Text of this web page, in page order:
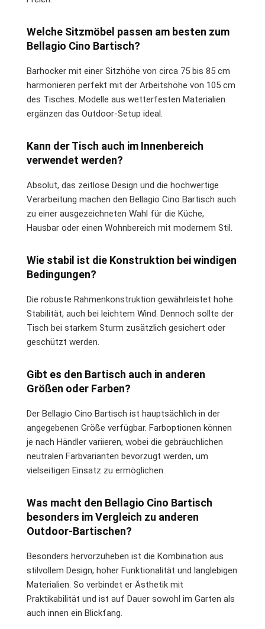
Welche Sitzmöbel passen am besten zum
Bellagio Cino Bartisch?
Barhocker mit einer Sitzhöhe von circa 75 bis 85 cm
harmonieren perfekt mit der Arbeitshöhe von 105 cm
des Tisches. Modelle aus wetterfesten Materialien
ergänzen das Outdoor-Setup ideal.
Kann der Tisch auch im Innenbereich
verwendet werden?
Absolut, das zeitlose Design und die hochwertige
Verarbeitung machen den Bellagio Cino Bartisch auch
zu einer ausgezeichneten Wahl für die Küche,
Hausbar oder einen Wohnbereich mit modernem Stil.
Wie stabil ist die Konstruktion bei windigen
Bedingungen?
Die robuste Rahmenkonstruktion gewährleistet hohe
Stabilität, auch bei leichtem Wind. Dennoch sollte der
Tisch bei starkem Sturm zusätzlich gesichert oder
geschützt werden.
Gibt es den Bartisch auch in anderen
Größen oder Farben?
Der Bellagio Cino Bartisch ist hauptsächlich in der
angegebenen Größe verfügbar. Farboptionen können
je nach Händler variieren, wobei die gebräuchlichen
neutralen Farbvarianten bevorzugt werden, um
vielseitigen Einsatz zu ermöglichen.
Was macht den Bellagio Cino Bartisch
besonders im Vergleich zu anderen
Outdoor-Bartischen?
Besonders hervorzuheben ist die Kombination aus
stilvollem Design, hoher Funktionalität und langlebigen
Materialien. So verbindet er Ästhetik mit
Praktikabilität und ist auf Dauer sowohl im Garten als
auch innen ein Blickfang.